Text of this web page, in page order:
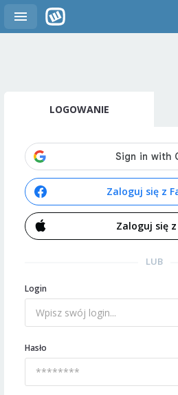
LOGOWANIE
Zaloguj się z
Zaloguj się
LUB
Login
Hasło